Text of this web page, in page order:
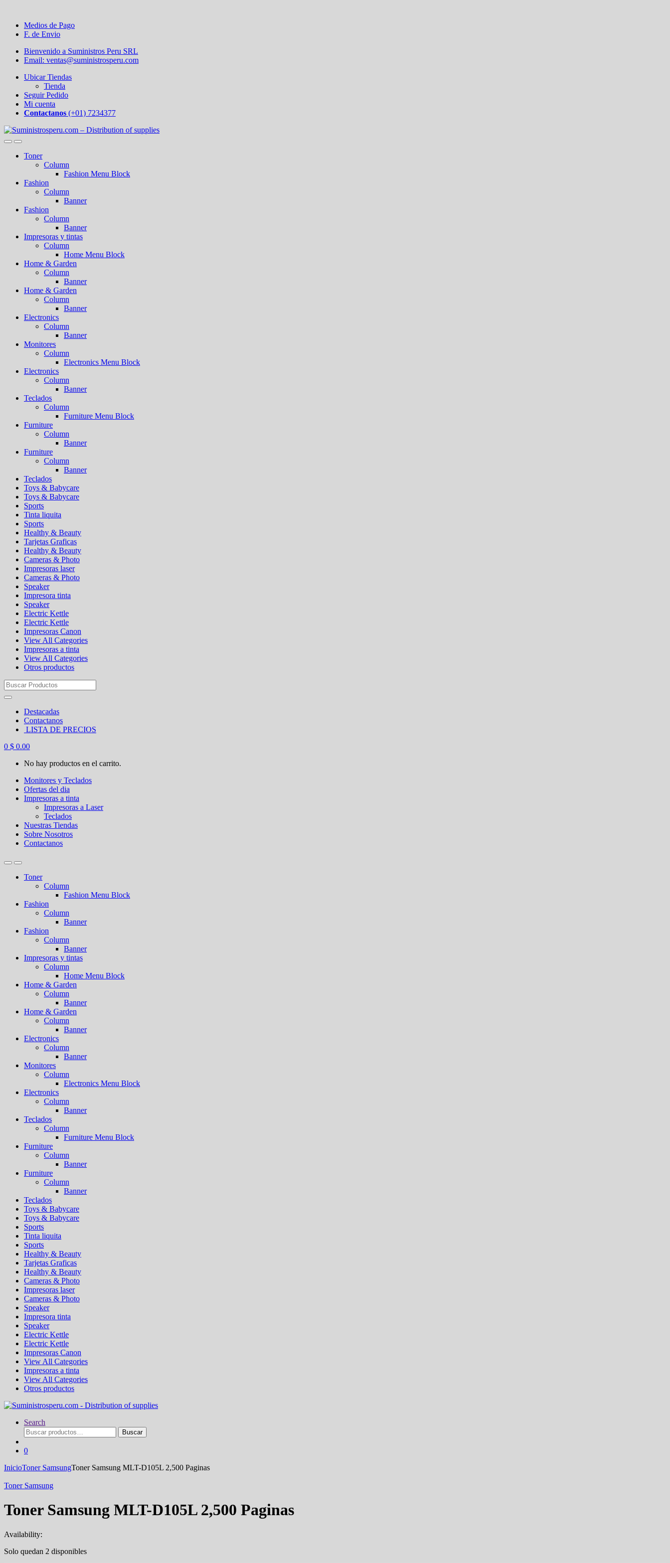
Medios de Pago
F. de Envio
Bienvenido a Suministros Peru SRL
Email: ventas@suministrosperu.com
Ubicar Tiendas
Tienda
Seguir Pedido
Mi cuenta
Contactanos (+01) 7234377
Toner
Column
Fashion Menu Block
Fashion
Column
Banner
Fashion
Column
Banner
Impresoras y tintas
Column
Home Menu Block
Home & Garden
Column
Banner
Home & Garden
Column
Banner
Electronics
Column
Banner
Monitores
Column
Electronics Menu Block
Electronics
Column
Banner
Teclados
Column
Furniture Menu Block
Furniture
Column
Banner
Furniture
Column
Banner
Teclados
Toys & Babycare
Toys & Babycare
Sports
Tinta liquita
Sports
Healthy & Beauty
Tarjetas Graficas
Healthy & Beauty
Cameras & Photo
Impresoras laser
Cameras & Photo
Speaker
Impresora tinta
Speaker
Electric Kettle
Electric Kettle
Impresoras Canon
View All Categories
Impresoras a tinta
View All Categories
Otros productos
Search
for:
Destacadas
Contactanos
LISTA DE PRECIOS
0 $ 0.00
No hay productos en el carrito.
Monitores y Teclados
Ofertas del dia
Impresoras a tinta
Impresoras a Laser
Teclados
Nuestras Tiendas
Sobre Nosotros
Contactanos
Toner
Column
Fashion Menu Block
Fashion
Column
Banner
Fashion
Column
Banner
Impresoras y tintas
Column
Home Menu Block
Home & Garden
Column
Banner
Home & Garden
Column
Banner
Electronics
Column
Banner
Monitores
Column
Electronics Menu Block
Electronics
Column
Banner
Teclados
Column
Furniture Menu Block
Furniture
Column
Banner
Furniture
Column
Banner
Teclados
Toys & Babycare
Toys & Babycare
Sports
Tinta liquita
Sports
Healthy & Beauty
Tarjetas Graficas
Healthy & Beauty
Cameras & Photo
Impresoras laser
Cameras & Photo
Speaker
Impresora tinta
Speaker
Electric Kettle
Electric Kettle
Impresoras Canon
View All Categories
Impresoras a tinta
View All Categories
Otros productos
Search
Buscar
por:
Buscar
0
InicioToner SamsungToner Samsung MLT-D105L 2,500 Paginas
Toner Samsung
Toner Samsung MLT-D105L 2,500 Paginas
Availability:
Solo quedan 2 disponibles